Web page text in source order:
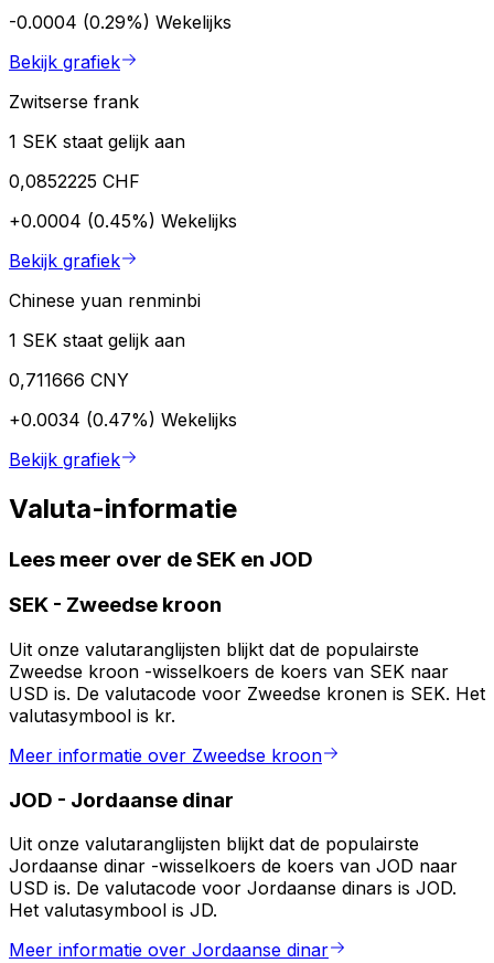
-0.0004 (0.29%) Wekelijks
Bekijk grafiek
Zwitserse frank
1 SEK staat gelijk aan
0,0852225 CHF
+0.0004 (0.45%) Wekelijks
Bekijk grafiek
Chinese yuan renminbi
1 SEK staat gelijk aan
0,711666 CNY
+0.0034 (0.47%) Wekelijks
Bekijk grafiek
Valuta-informatie
Lees meer over de SEK en JOD
SEK - Zweedse kroon
Uit onze valutaranglijsten blijkt dat de populairste
Zweedse kroon -wisselkoers de koers van SEK naar
USD is. De valutacode voor Zweedse kronen is SEK. Het
valutasymbool is kr.
Meer informatie over Zweedse kroon
JOD - Jordaanse dinar
Uit onze valutaranglijsten blijkt dat de populairste
Jordaanse dinar -wisselkoers de koers van JOD naar
USD is. De valutacode voor Jordaanse dinars is JOD.
Het valutasymbool is JD.
Meer informatie over Jordaanse dinar